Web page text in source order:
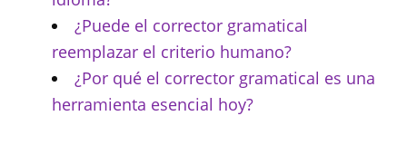
¿Puede el corrector gramatical
reemplazar el criterio humano?
¿Por qué el corrector gramatical es una
herramienta esencial hoy?